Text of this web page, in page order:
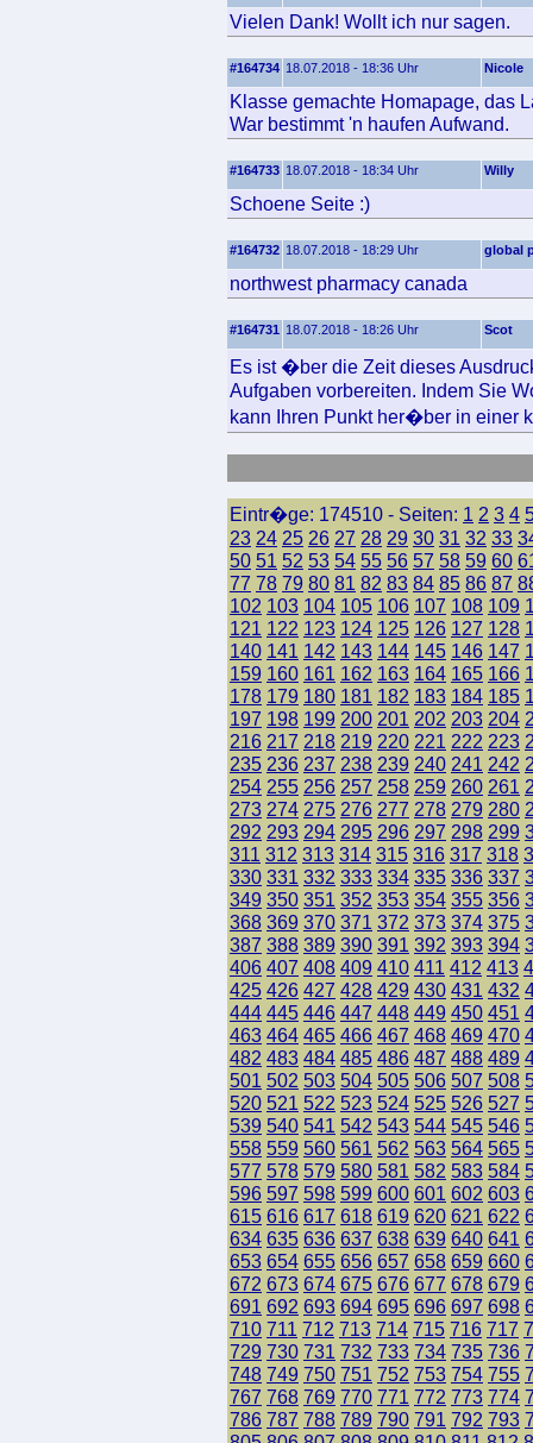
Vielen Dank! Wollt ich nur sagen.
#164734 18.07.2018 - 18:36 Uhr Nicole
Klasse gemachte Homapage, das
War bestimmt 'n haufen Aufwand.
#164733 18.07.2018 - 18:34 Uhr Willy
Schoene Seite :)
#164732 18.07.2018 - 18:29 Uhr global
northwest pharmacy canada
#164731 18.07.2018 - 18:26 Uhr Scot
Es ist �ber die Zeit dieses
Aufgaben vorbereiten. Indem Sie
kann Ihren Punkt her�ber in einer
Eintr�ge: 174510 - Seiten: 1 2 3 4
23 24 25 26 27 28 29 30 31 32 33
50 51 52 53 54 55 56 57 58 59 60
77 78 79 80 81 82 83 84 85 86 87
102 103 104 105 106 107 108 109
121 122 123 124 125 126 127 128
140 141 142 143 144 145 146 147
159 160 161 162 163 164 165 166
178 179 180 181 182 183 184 185
197 198 199 200 201 202 203 204
216 217 218 219 220 221 222 223
235 236 237 238 239 240 241 242
254 255 256 257 258 259 260 261
273 274 275 276 277 278 279 280
292 293 294 295 296 297 298 299
311 312 313 314 315 316 317 318
330 331 332 333 334 335 336 337
349 350 351 352 353 354 355 356
368 369 370 371 372 373 374 375
387 388 389 390 391 392 393 394
406 407 408 409 410 411 412 413
425 426 427 428 429 430 431 432
444 445 446 447 448 449 450 451
463 464 465 466 467 468 469 470
482 483 484 485 486 487 488 489
501 502 503 504 505 506 507 508
520 521 522 523 524 525 526 527
539 540 541 542 543 544 545 546
558 559 560 561 562 563 564 565
577 578 579 580 581 582 583 584
596 597 598 599 600 601 602 603
615 616 617 618 619 620 621 622
634 635 636 637 638 639 640 641
653 654 655 656 657 658 659 660
672 673 674 675 676 677 678 679
691 692 693 694 695 696 697 698
710 711 712 713 714 715 716 717
729 730 731 732 733 734 735 736
748 749 750 751 752 753 754 755
767 768 769 770 771 772 773 774
786 787 788 789 790 791 792 793